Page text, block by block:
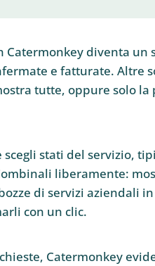
Catermonkey diventa un
e fatturate. Altre
tutte, oppure solo
scegli stati del servizio,
liberamente:
di servizi aziendali
con un clic.
Catermonkey